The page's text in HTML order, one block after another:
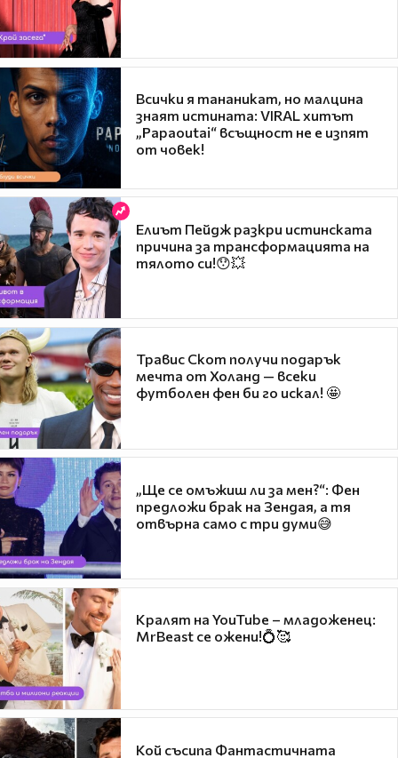
Всички я тананикат, но малцина
знаят истината: VIRAL хитът
„Papaoutai“ всъщност не е изпят
от човек!
Елиът Пейдж разкри истинската
причина за трансформацията на
тялото си!😯💥
Травис Скот получи подарък
мечта от Холанд — всеки
футболен фен би го искал! 🤩
„Ще се омъжиш ли за мен?“: Фен
предложи брак на Зендая, а тя
отвърна само с три думи😅
Кралят на YouTube – младоженец:
MrBeast се ожени!💍🥰
Кой съсипа Фантастичната